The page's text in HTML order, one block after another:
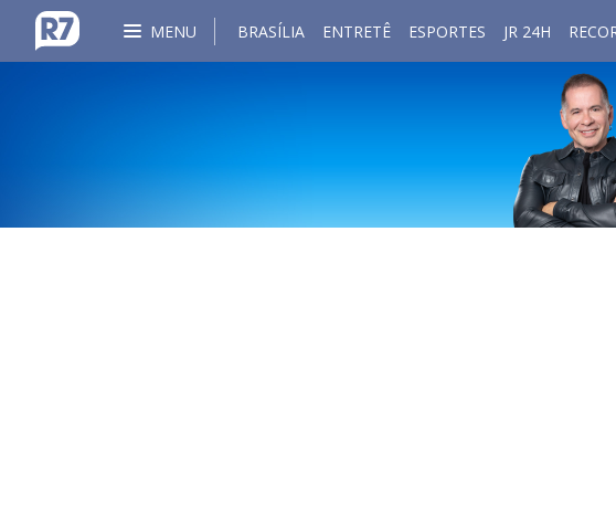
MENU BRASÍLIA ENTRETÊ ESPORTES JR 24H